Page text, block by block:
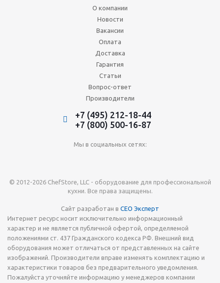
О компании
Новости
Вакансии
Оплата
Доставка
Гарантия
Статьи
Вопрос-ответ
Производители
+7 (495) 212-18-44
+7 (800) 500-16-87
Мы в социальных сетях:
© 2012-2026 ChefStore, LLC - оборудование для профессиональной
кухни. Все права защищены.
Сайт разработан в СЕО Эксперт
Интернет ресурс носит исключительно информационный
характер и не является публичной офертой, определяемой
положениями ст. 437 Гражданского кодекса РФ. Внешний вид
оборудования может отличаться от представленных на сайте
изображений. Производители вправе изменять комплектацию и
характеристики товаров без предварительного уведомления.
Пожалуйста уточняйте информацию у менеджеров компании